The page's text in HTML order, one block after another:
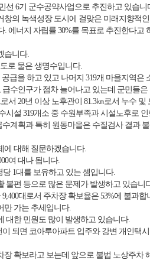
선 6기 군수공약사업으로 추진하고 있습니
의 녹색성장 도시에 걸맞은 미래지향적
. 에너지 자립률 30%를 목표로 추진한다
습니다.
로 물은 생명수입니다.
급을 하고 있고 나머지 319개 마을지역은
수인구가 점차 늘어나고 있는데 군민들
서 20년 이상 노후관이 81.3㎞로서 누수
시설 319개소 중 수원부족과 시설노후로
계획과 특히 원동마을은 수질검사 결과
에 대해 질문하겠습니다.
여 대나 됩니다.
1대를 보유하고 있는 셈입니다.
불편 등으로 많은 문제가 발생하고 있습니
대로서 주차장 확보율은 53%에 불과합
만 가는 추세입니다.
대한 민원도 많이 발생하고 있습니다.
되면 코아루아파트 입주와 강변 개인택
확보라고 보는데 앞으로 불법 노상주